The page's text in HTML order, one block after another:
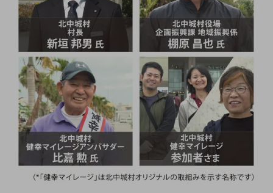
5Gデータプラス
IoT向け回線料金
home5Gプラン
モバイルサービス
端末の一元管理
セキュリティ
運用保守・故障紛失サポート
回線・ネットワーク
お手続き